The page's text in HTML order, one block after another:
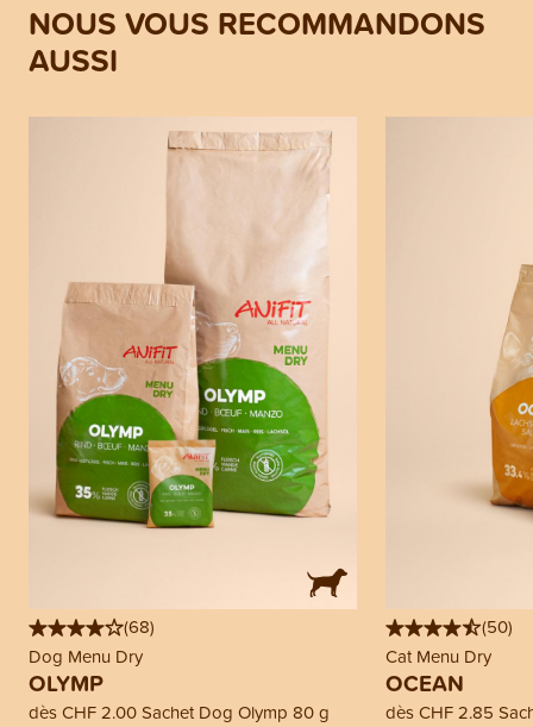
NOUS VOUS RECOMMANDONS
AUSSI
(68)
Dog Menu Dry
OLYMP
dèsCHF 2.00Sachet Dog Olymp 80 g
(50)
Cat Menu Dry
OCEAN
dèsCHF 2.85